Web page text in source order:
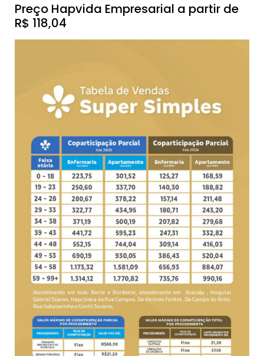
Preço Hapvida Empresarial a partir de
R$ 118,04